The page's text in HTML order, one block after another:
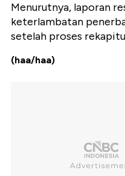
Menurutnya, laporan
keterlambatan
setelah proses
(haa/haa)